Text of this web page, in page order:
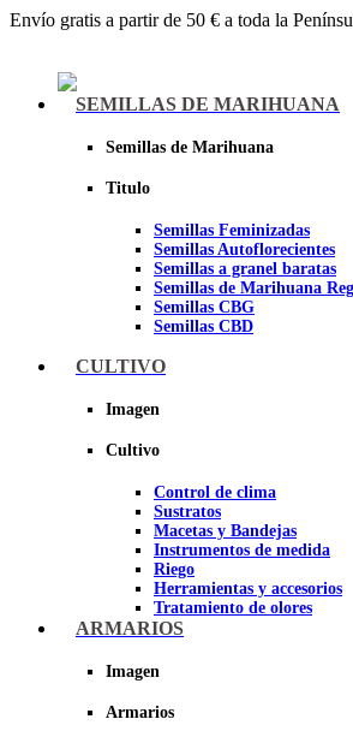
Envío gratis a partir de 50 € a toda la
SEMILLAS DE MARIHUANA
Semillas de Marihuana
Titulo
Semillas Feminizadas
Semillas Autoflorecientes
Semillas a granel baratas
Semillas de Marihuana
Semillas CBG
Semillas CBD
Sheer seeds
CULTIVO
Imagen
Cultivo
Control de clima
Sustratos
Macetas y Bandejas
Instrumentos de medida
Riego
Herramientas y accesorios
Tratamiento de olores
Insecticidas y fungicidas
Papel Reflectante para
ARMARIOS
Imagen
Armarios